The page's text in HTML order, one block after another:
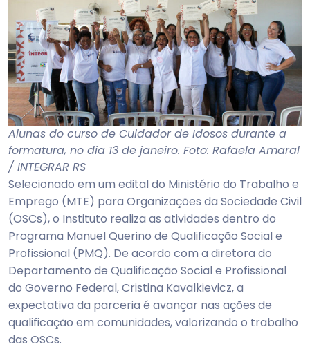
Alunas do curso de Cuidador de Idosos durante a
formatura, no dia 13 de janeiro. Foto: Rafaela Amaral
/ INTEGRAR RS
Selecionado em um edital do Ministério do Trabalho e
Emprego (MTE) para Organizações da Sociedade Civil
(OSCs), o Instituto realiza as atividades dentro do
Programa Manuel Querino de Qualificação Social e
Profissional (PMQ). De acordo com a diretora do
Departamento de Qualificação Social e Profissional
do Governo Federal, Cristina Kavalkievicz, a
expectativa da parceria é avançar nas ações de
qualificação em comunidades, valorizando o trabalho
das OSCs.